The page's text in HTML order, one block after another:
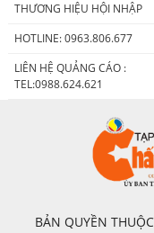
THƯƠNG HIỆU HỘI NHẬP
HOTLINE: 0963.806.677
LIÊN HỆ QUẢNG CÁO :
TEL:0988.624.621
BẢN QUYỀN